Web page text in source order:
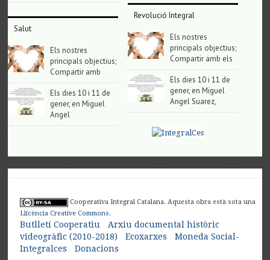
Salut
Els nostres
principals objectius;
Compartir amb
Els dies 10 i 11 de
gener, en Miguel
Angel
Revolució Integral
Els nostres
principals objectius;
Compartir amb els
Els dies 10 i 11 de
gener, en Miguel
Angel Suarez,
Cooperativa Integral Catalana. Aquesta obra està sota una
Llicència Creative Commons.
Butlletí Cooperatiu
Arxiu documental històric
videogràfic (2010-2018)
Ecoxarxes
Moneda Social-
Integralces
Donacions